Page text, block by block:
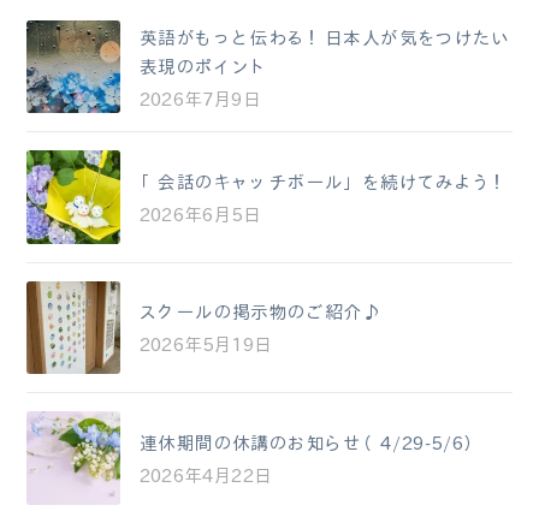
英語がもっと伝わる！日本人が気をつけたい
表現のポイント
2026年7月9日
「会話のキャッチボール」を続けてみよう！
2026年6月5日
スクールの掲示物のご紹介♪
2026年5月19日
連休期間の休講のお知らせ（4/29-5/6）
2026年4月22日